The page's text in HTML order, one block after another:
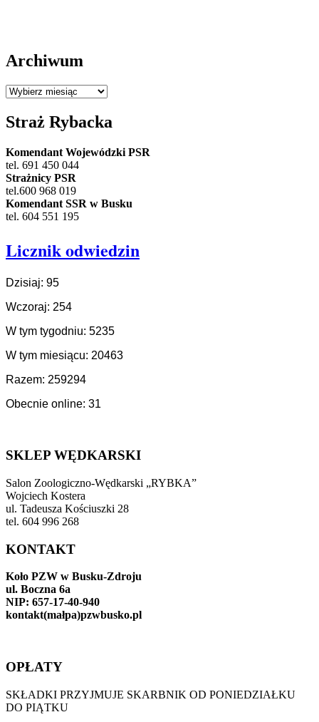
Archiwum
Archiwum
Straż Rybacka
Komendant Wojewódzki PSR
tel. 691 450 044
Strażnicy PSR
tel.600 968 019
Komendant SSR w Busku
tel. 604 551 195
Licznik odwiedzin
Dzisiaj: 95
Wczoraj: 254
W tym tygodniu: 5235
W tym miesiącu: 20463
Razem: 259294
Obecnie online: 31
SKLEP WĘDKARSKI
Salon Zoologiczno-Wędkarski „RYBKA”
Wojciech Kostera
ul. Tadeusza Kościuszki 28
tel. 604 996 268
KONTAKT
Koło PZW w Busku-Zdroju
ul. Boczna 6a
NIP: 657-17-40-940
kontakt(małpa)pzwbusko.pl
OPŁATY
SKŁADKI PRZYJMUJE SKARBNIK OD PONIEDZIAŁKU
DO PIĄTKU